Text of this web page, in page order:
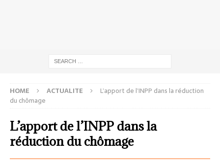
HOME ACTUALITE
L’apport de l’INPP dans la réduction
du chômage
L’apport de l’INPP dans la
réduction du chômage